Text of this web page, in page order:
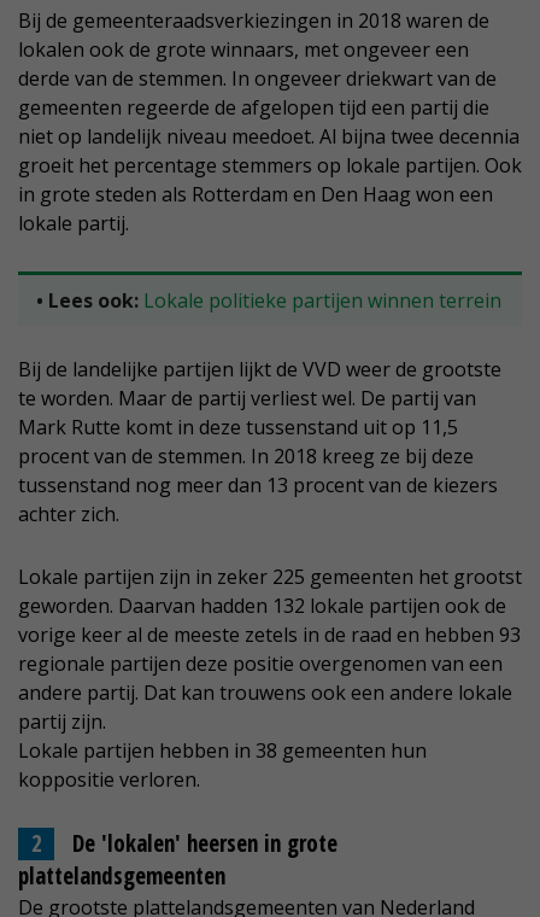
Bij de gemeenteraadsverkiezingen in 2018 waren de
lokalen ook de grote winnaars, met ongeveer een
derde van de stemmen. In ongeveer driekwart van de
gemeenten regeerde de afgelopen tijd een partij die
niet op landelijk niveau meedoet. Al bijna twee decennia
groeit het percentage stemmers op lokale partijen. Ook
in grote steden als Rotterdam en Den Haag won een
lokale partij.
• Lees ook: Lokale politieke partijen winnen terrein
Bij de landelijke partijen lijkt de VVD weer de grootste
te worden. Maar de partij verliest wel. De partij van
Mark Rutte komt in deze tussenstand uit op 11,5
procent van de stemmen. In 2018 kreeg ze bij deze
tussenstand nog meer dan 13 procent van de kiezers
achter zich.
Lokale partijen zijn in zeker 225 gemeenten het grootst
geworden. Daarvan hadden 132 lokale partijen ook de
vorige keer al de meeste zetels in de raad en hebben 93
regionale partijen deze positie overgenomen van een
andere partij. Dat kan trouwens ook een andere lokale
partij zijn.
Lokale partijen hebben in 38 gemeenten hun
koppositie verloren.
De 'lokalen' heersen in grote
plattelandsgemeenten
De grootste plattelandsgemeenten van Nederland